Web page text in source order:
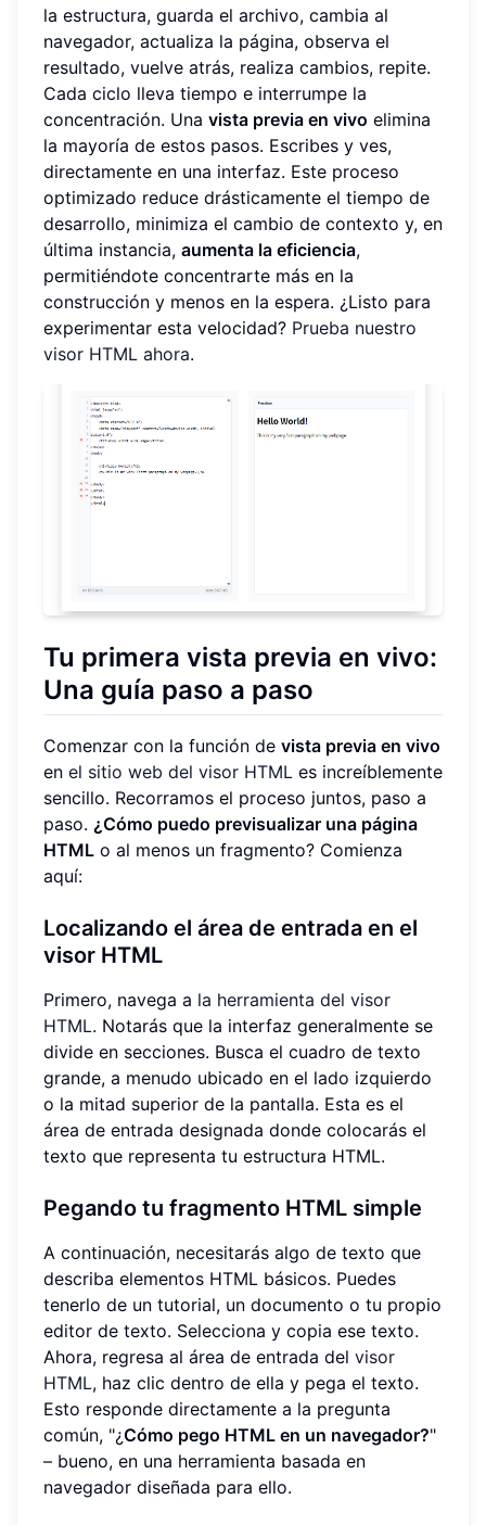
la estructura, guarda el archivo, cambia al
navegador, actualiza la página, observa el
resultado, vuelve atrás, realiza cambios, repite.
Cada ciclo lleva tiempo e interrumpe la
concentración. Una vista previa en vivo elimina
la mayoría de estos pasos. Escribes y ves,
directamente en una interfaz. Este proceso
optimizado reduce drásticamente el tiempo de
desarrollo, minimiza el cambio de contexto y, en
última instancia, aumenta la eficiencia,
permitiéndote concentrarte más en la
construcción y menos en la espera. ¿Listo para
experimentar esta velocidad? Prueba nuestro
visor HTML ahora.
Tu primera vista previa en vivo:
Una guía paso a paso
Comenzar con la función de vista previa en vivo
en el sitio web del visor HTML es increíblemente
sencillo. Recorramos el proceso juntos, paso a
paso. ¿Cómo puedo previsualizar una página
HTML o al menos un fragmento? Comienza
aquí:
Localizando el área de entrada en el
visor HTML
Primero, navega a la herramienta del visor
HTML. Notarás que la interfaz generalmente se
divide en secciones. Busca el cuadro de texto
grande, a menudo ubicado en el lado izquierdo
o la mitad superior de la pantalla. Esta es el
área de entrada designada donde colocarás el
texto que representa tu estructura HTML.
Pegando tu fragmento HTML simple
A continuación, necesitarás algo de texto que
describa elementos HTML básicos. Puedes
tenerlo de un tutorial, un documento o tu propio
editor de texto. Selecciona y copia ese texto.
Ahora, regresa al área de entrada del visor
HTML, haz clic dentro de ella y pega el texto.
Esto responde directamente a la pregunta
común, "¿Cómo pego HTML en un navegador?"
– bueno, en una herramienta basada en
navegador diseñada para ello.